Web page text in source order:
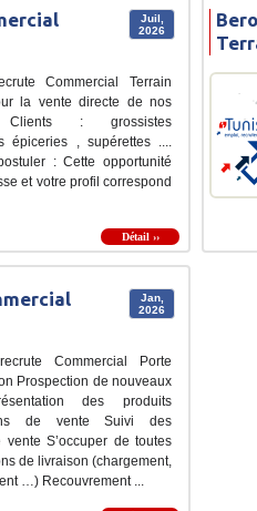
Juil,
2026
Commercial Terrain
la vente directe de nos
Clients : grossistes
épiceries , supérettes ....
: Cette opportunité
et votre profil correspond
Détail ››
Jan,
2026
Commercial Porte
Prospection de nouveaux
des produits
de vente Suivi des
vente S’occuper de toutes
de livraison (chargement,
…) Recouvrement ...